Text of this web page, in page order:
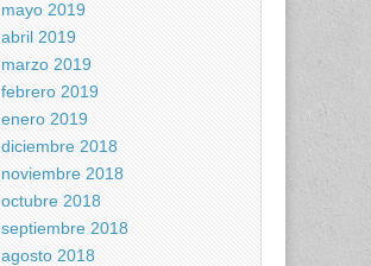
mayo 2019
abril 2019
marzo 2019
febrero 2019
enero 2019
diciembre 2018
noviembre 2018
octubre 2018
septiembre 2018
agosto 2018